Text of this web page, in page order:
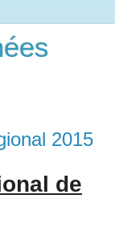
2015
de